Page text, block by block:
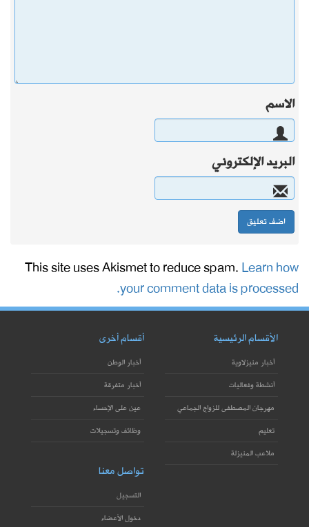
الاسم
البريد الإلكتروني
This site uses Akismet to reduce spam.Learn how
your comment data is processed.
الأقسام الرئيسية
أخبار منيزلاوية
أنشطة وفعاليات
مهرجان المصطفى للزواج الجماعي
تعليم
ملاعب المنيزلة
أقسام أخرى
أخبار الوطن
أخبار متفرقة
عين على الإحساء
وظائف وتسجيلات
تواصل معنا
التسجيل
دخول الأعضاء